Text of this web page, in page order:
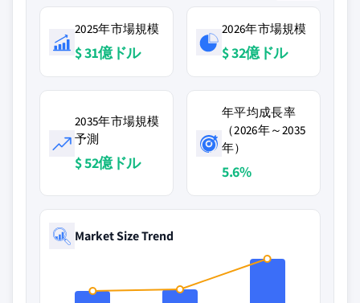
2025年市場規模
$ 31億ドル
2026年市場規模
$ 32億ドル
2035年市場規模
予測
$ 52億ドル
年平均成長率
（2026年～2035
年）
5.6%
Market Size Trend